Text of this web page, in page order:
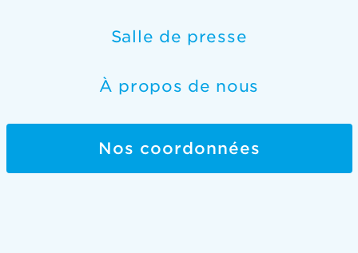
Salle de presse
À propos de nous
Nos coordonnées